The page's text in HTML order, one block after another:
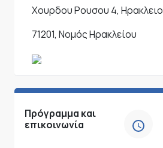
Χουρδου Ρουσου 4, Ηρακλειο
71201, Νομός Ηρακλείου
Πρόγραμμα και
επικοινωνία